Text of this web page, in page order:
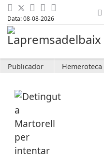
Data: 08-08-2026
Publicador Hemeroteca